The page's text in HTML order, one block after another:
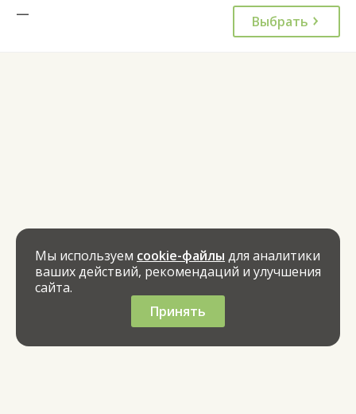
—
Выбрать
Мы используем cookie-файлы для аналитики
ваших действий, рекомендаций и улучшения
сайта.
Принять